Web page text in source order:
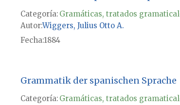
Categoría: Gramáticas, tratados
AutorWiggers, Julius Otto A.
Fecha1884
Grammatik der spanischen Sprache
Categoría: Gramáticas, tratados